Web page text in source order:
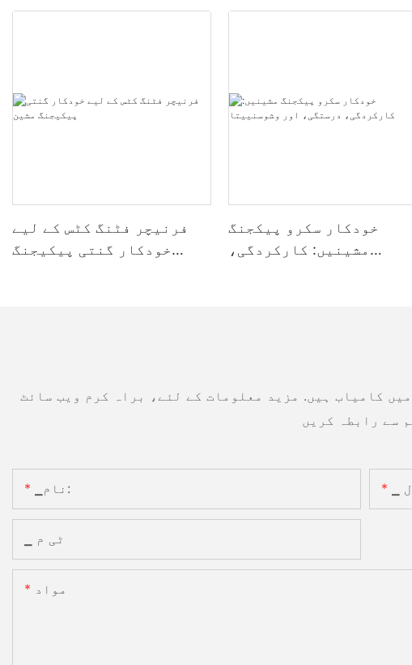
فرنیچر فٹنگ کٹس کے لیے
خودکار گنتی پیکیجنگ
خودکار سکرو پیکجنگ
مشینیں: کارکردگی،
کامیاب ہیں. مزید معلومات کے لئے، براہ کرم ویب سائٹ
▁نام:
▁ ٹی م
مواد